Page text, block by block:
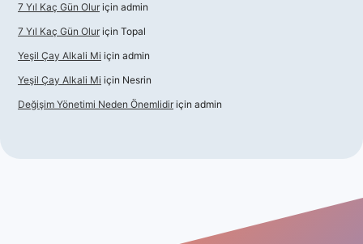
7 Yıl Kaç Gün Olur için admin
7 Yıl Kaç Gün Olur için Topal
Yeşil Çay Alkali Mi için admin
Yeşil Çay Alkali Mi için Nesrin
Değişim Yönetimi Neden Önemlidir için admin